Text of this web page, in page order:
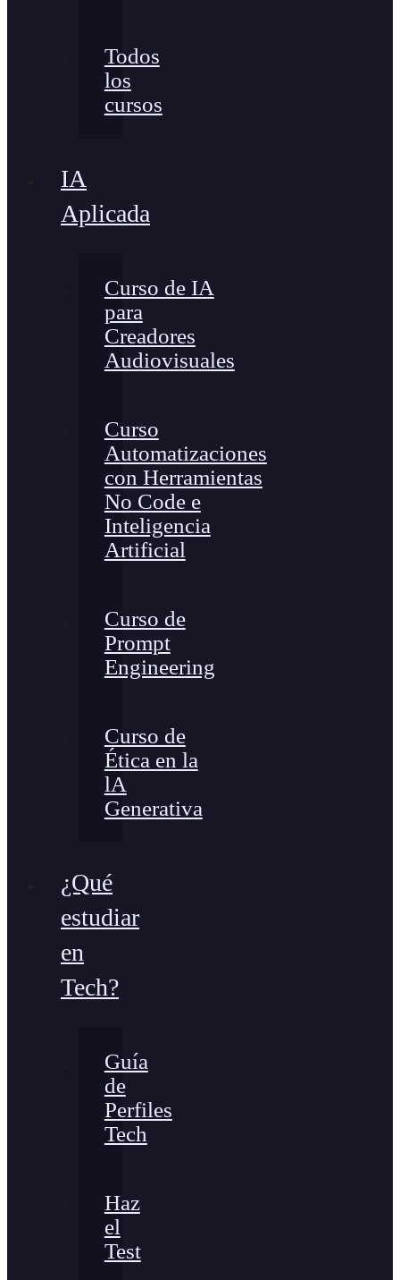
Todos
los
cursos
IA
Aplicada
Curso de IA
para
Creadores
Audiovisuales
Curso
Automatizaciones
con Herramientas
No Code e
Inteligencia
Artificial
Curso de
Prompt
Engineering
Curso de
Ética en la
lA
Generativa
¿Qué
estudiar
en
Tech?
Guía
de
Perfiles
Tech
Haz
el
Test